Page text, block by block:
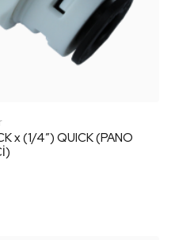
x (1/4″) QUICK (PANO